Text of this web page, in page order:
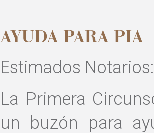
AYUDA PARA PIA
Estimados Notarios:
La Primera
un buzón para